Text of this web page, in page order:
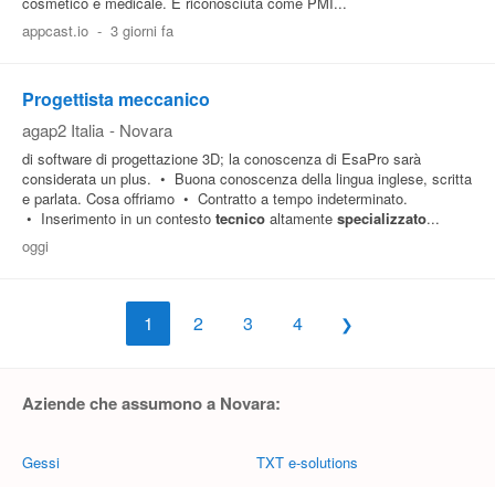
appcast.io - 3 giorni fa
Progettista meccanico
agap2 Italia - Novara
di software di progettazione 3D; la conoscenza di EsaPro sarà
considerata un plus. • Buona conoscenza della lingua inglese, scritta
e parlata. Cosa offriamo • Contratto a tempo indeterminato.
• Inserimento in un contesto tecnico altamente specializzato...
oggi
1 2 3 4
Aziende che assumono a Novara:
Gessi TXT e-solutions